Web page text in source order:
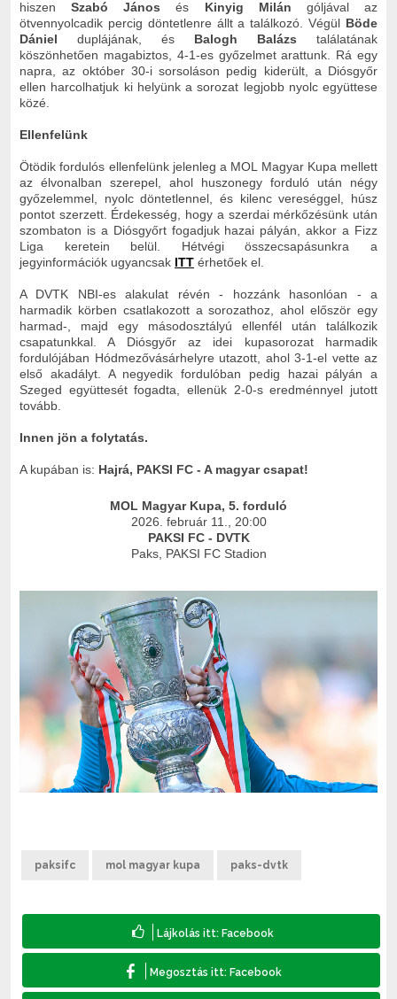
hiszenSzabó János és Kinyig Milán góljával az
ötvennyolcadik percig döntetlenre állt a találkozó. Végül Böde
Dániel duplájának, és Balogh Balázs találatának
köszönhetően magabiztos, 4-1-es győzelmet arattunk. Rá egy
napra, az október 30-i sorsoláson pedig kiderült, a Diósgyőr
ellen harcolhatjuk ki helyünk a sorozat legjobb nyolc együttese
közé.
Ellenfelünk
Ötödik fordulós ellenfelünk jelenleg a MOL Magyar Kupa mellett
az élvonalban szerepel, ahol huszonegy forduló után négy
győzelemmel, nyolc döntetlennel, és kilenc vereséggel, húsz
pontot szerzett. Érdekesség, hogy a szerdai mérkőzésünk után
szombaton is a Diósgyőrt fogadjuk hazai pályán, akkor a Fizz
Liga keretein belül. Hétvégi összecsapásunkra a
jegyinformációk ugyancsak ITT érhetőek el.
A DVTK NBI-es alakulat révén- hozzánk hasonlóan - a
harmadik körben csatlakozott a sorozathoz, ahol először egy
harmad-, majd egy másodosztályú ellenfél után találkozik
csapatunkkal. A Diósgyőr az idei kupasorozat harmadik
fordulójában Hódmezővásárhelyre utazott, ahol 3-1-el vette az
első akadályt. A negyedik fordulóban pedig hazai pályán a
Szeged együttesét fogadta, ellenük 2-0-s eredménnyel jutott
tovább.
Innen jön a folytatás.
A kupában is: Hajrá, PAKSI FC - A magyar csapat!
MOL Magyar Kupa, 5. forduló
2026. február 11., 20:00
PAKSI FC - DVTK
Paks, PAKSI FC Stadion
paksifc mol magyar kupa paks-dvtk